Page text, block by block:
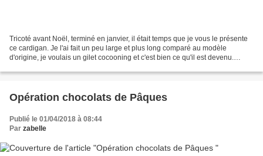
Tricoté avant Noël, terminé en janvier, il était temps que je vous le présente
ce cardigan. Je l'ai fait un peu large et plus long comparé au modèle
d'origine, je voulais un gilet cocooning et c'est bien ce qu'il est devenu.
Opération chocolats de Pâques
Publié le 01/04/2018 à 08:44
Par zabelle